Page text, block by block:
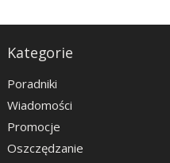
Kategorie
Poradniki
Wiadomości
Promocje
Oszczędzanie